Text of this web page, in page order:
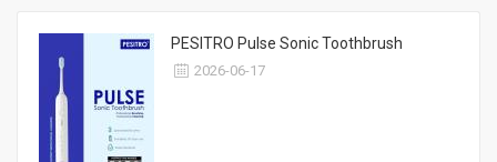
PESITRO Pulse Sonic Toothbrush
2026-06-17